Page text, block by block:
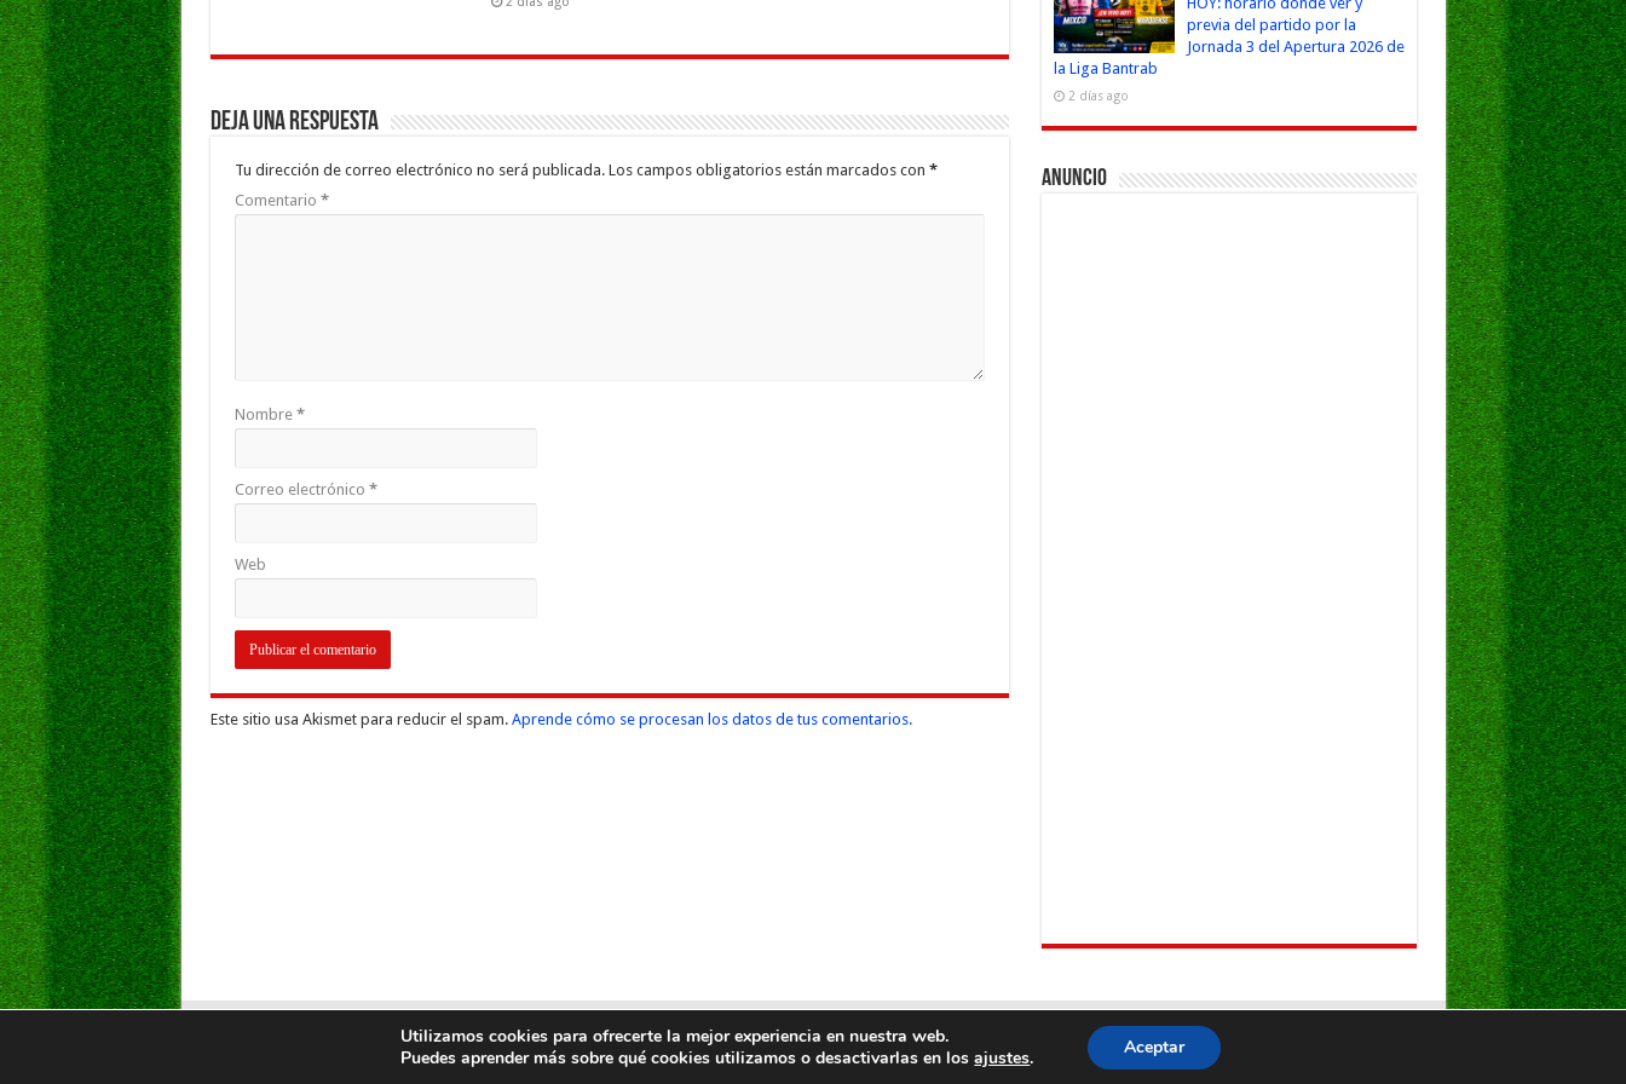
Deja una respuesta
Tu dirección de correo electrónico no será publicada. Los campos obligatorios están marcados con *
Comentario *
Nombre *
Correo electrónico *
Web
Este sitio usa Akismet para reducir el spam. Aprende cómo se procesan los datos de tus comentarios.
previa del partido por la
Jornada 3 del Apertura 2026 de
la Liga Bantrab
2 días ago
Anuncio
Utilizamos cookies para ofrecerte la mejor experiencia en nuestra web.
Puedes aprender más sobre qué cookies utilizamos o desactivarlas en losajustes. Aceptar